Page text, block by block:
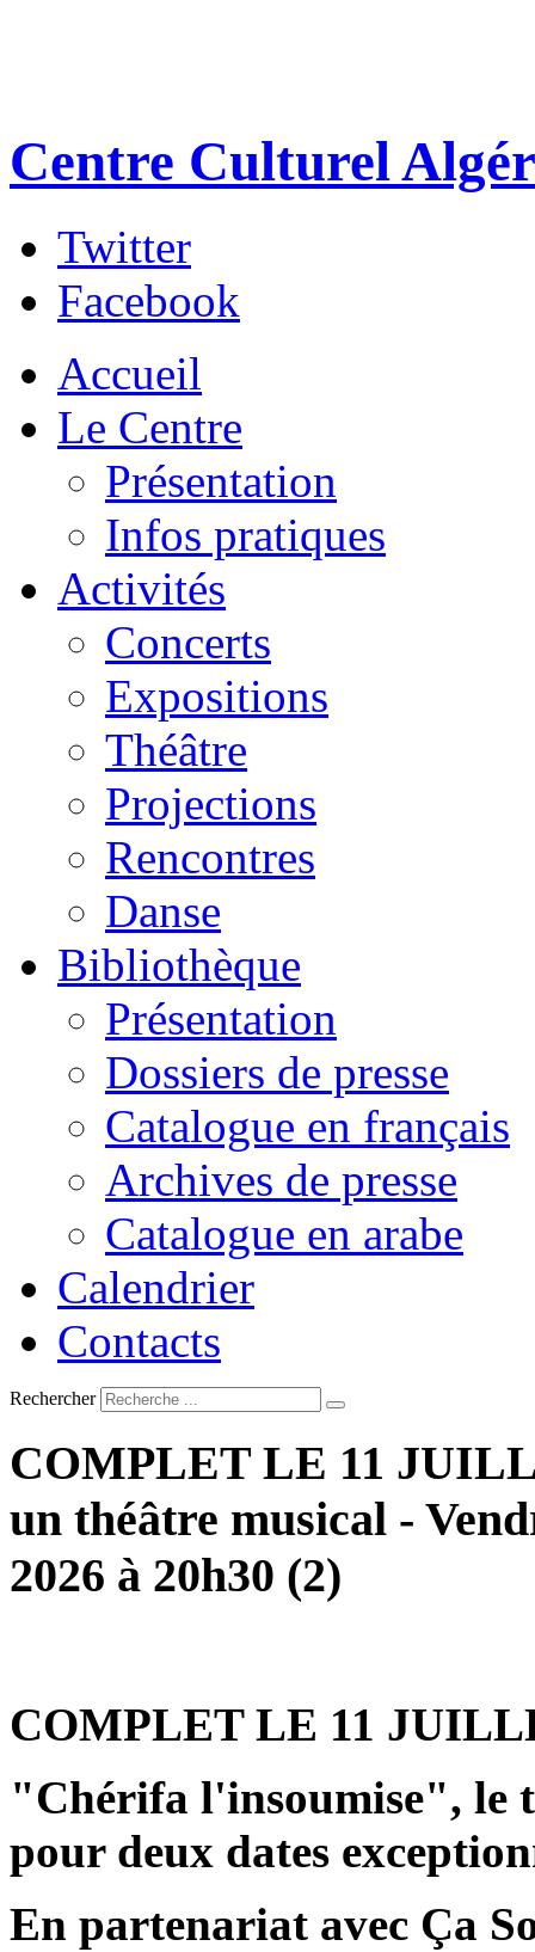
Centre Culturel
Twitter
Facebook
Accueil
Le Centre
Présentation
Infos pratiques
Activités
Concerts
Expositions
Théâtre
Projections
Rencontres
Danse
Bibliothèque
Présentation
Dossiers de presse
Catalogue en français
Archives de presse
Catalogue en arabe
Calendrier
Contacts
Rechercher
COMPLET LE 11
un théâtre musical -
2026 à 20h30 (2)
COMPLET LE 11
"Chérifa l'insoumise", le
pour deux dates
En partenariat avec Ça